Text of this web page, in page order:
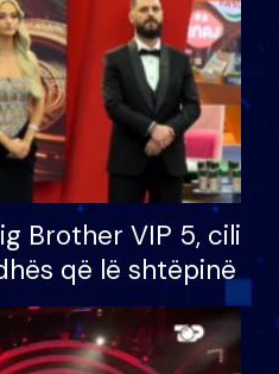
Brother VIP 5, cili
që lë shtëpinë